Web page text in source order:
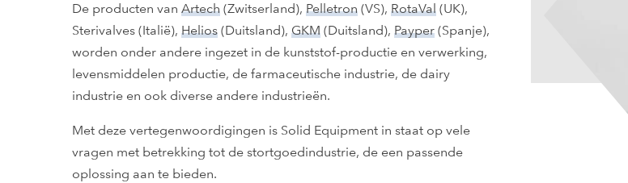
De producten van Artech(Zwitserland), Pelletron(VS), RotaVal(UK),
Sterivalves(Italië), Helios(Duitsland), GKM(Duitsland), Payper(Spanje),
worden onder andere ingezet in de kunststof-productie en verwerking,
levensmiddelen productie, de farmaceutische industrie, de dairy
industrie en ook diverse andere industrieën.
Met deze vertegenwoordigingen is Solid Equipment in staat op vele
vragen met betrekking tot de stortgoedindustrie, de een passende
oplossing aan te bieden.